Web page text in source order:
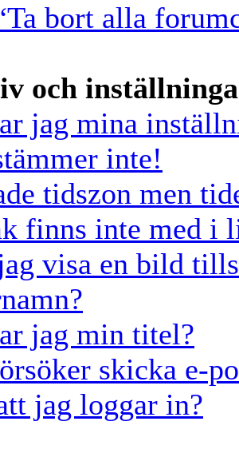
bort alla
och
jag mina
inte!
tidszon men
finns inte med i
visa en bild
jag min titel?
skicka e-
jag loggar in?